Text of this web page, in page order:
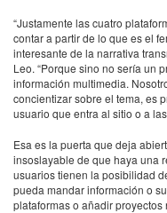
“Justamente las cuatro
contar a partir de lo que es el
interesante de la narrativa
Leo. “Porque sino no sería un
información multimedia.
concientizar sobre el tema, es
usuario que entra al sitio o a
Esa es la puerta que deja
insoslayable de que haya una
usuarios tienen la posibilidad
pueda mandar información o
plataformas o añadir proyectos